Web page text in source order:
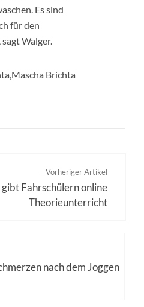
Es sind
für den
Walger.
Brichta
- Vorheriger Artikel
Fahrschülern online
Theorieunterricht
nach dem Joggen